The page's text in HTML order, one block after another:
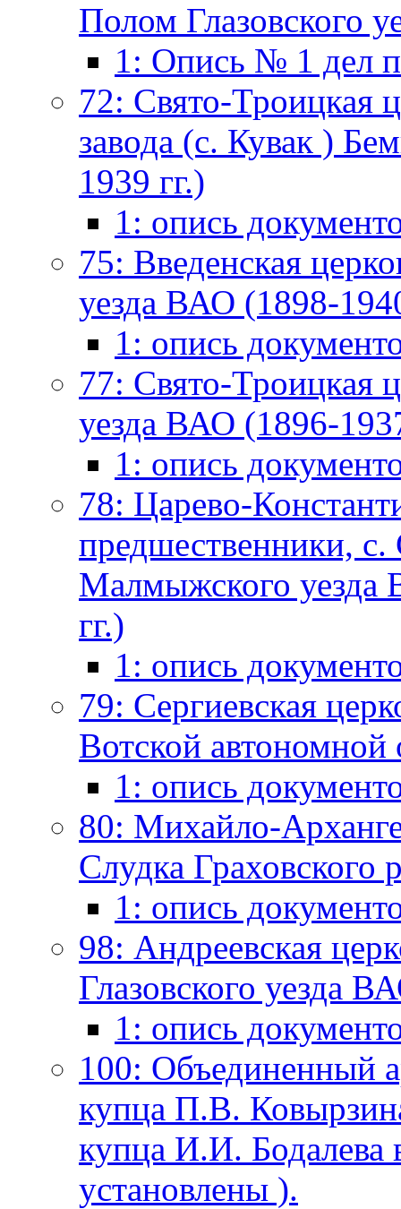
Полом Глазовского
1: Опись № 1 дел
72: Свято-Троицкая
завода (с. Кувак )
1939 гг.)
1: опись
75: Введенская
уезда ВАО (1898-
1: опись
77: Свято-Троицкая
уезда ВАО (1896-
1: опись
78: Царево-
предшественники,
Малмыжского уезда
гг.)
1: опись
79: Сергиевская
Вотской автономной
1: опись
80: Михайло-
Слудка
1: опись
98: Андреевская
Глазовского уезда
1: опись
100: Объединенный
купца П.В.
купца И.И. Бодалева
установлены ).